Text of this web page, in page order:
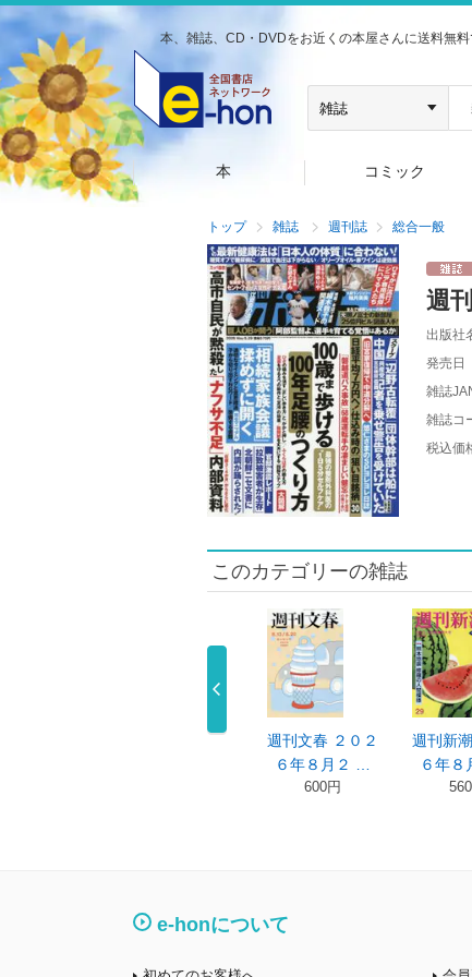
本、雑誌、CD・DVDをお近くの本屋さんに送料無料
本 コミック
トップ 雑誌 週刊誌 総合一般
週
出版社
発売日
雑誌
雑誌コ
税込価
このカテゴリーの雑誌
週刊文春 ２０２
週刊文春 ２０２
６年８月２ …
600円
週刊新
６年
e-honについて